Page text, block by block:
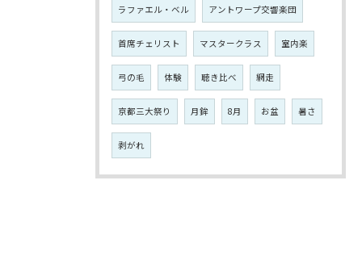
ラファエル・ベル アントワープ交響楽団
首席チェリスト マスタークラス 室内楽
弓の毛 体験 聴き比べ 網走
京都三大祭り 月鉾 8月 お盆 暑さ
剥がれ